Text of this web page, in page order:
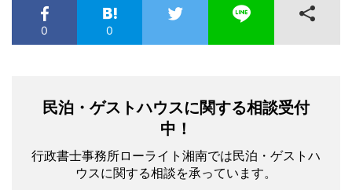
0 0
民泊・ゲストハウスに関する相談受付
中！
行政書士事務所ローライト湘南では民泊・ゲストハ
ウスに関する相談を承っています。